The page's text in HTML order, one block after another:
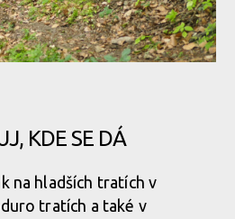
méně než bývá zvykem
méně než bývá zvykem
KDE SE DÁ
na hladších tratích v
tratích a také v